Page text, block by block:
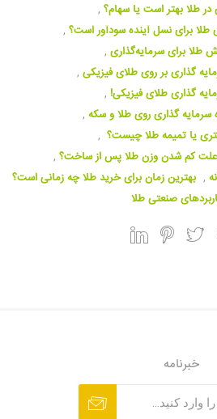
در طلا بهتر است یا سهام؟ ,
طلا برای نسل آینده سودآور است؟ ,
طلا برای سرمایه‌گذاری ,
گذاری بر روی طلای فیزیکی ,
گذاری طلای فیزیکی! ,
سرمایه گذاری روی طلا و سکه ,
یا تمیمه طلا چیست؟ ,
کم شدن وزن طلا پس از ساخت؟ ,
, بهترین زمان برای خرید طلا چه زمانی است؟
صنعتی طلا
خبرنامه